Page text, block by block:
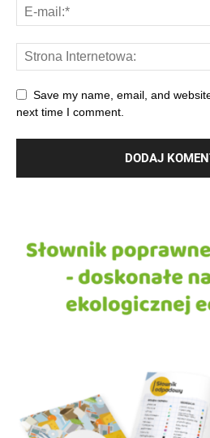
Save my name, email, and
next time I comment.